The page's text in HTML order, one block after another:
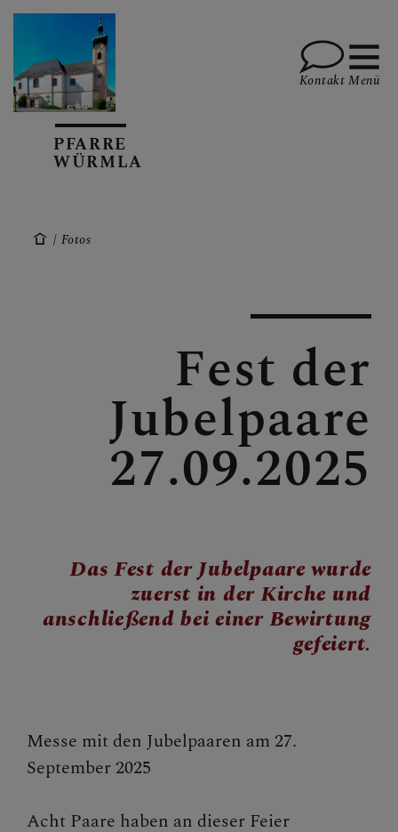
PFARRVERBAND MARIA
AKTUELL
GOTTESDIENSTORDNUN
BILDER
GRUPPEN & RUNDEN
KONTAKT
PFARRTEAM
PFARRE
WÜRMLA
Kontakt Menü
Fotos
Fest der
Jubelpaare
27.09.2025
Das Fest der Jubelpaare wurde
zuerst in der Kirche und
anschließend bei einer Bewirtung
gefeiert.
Messe mit den Jubelpaaren am 27.
September 2025
Acht Paare haben an dieser Feier